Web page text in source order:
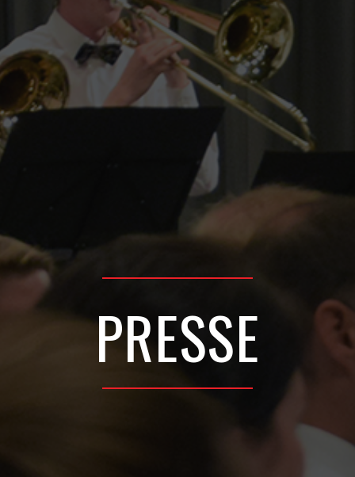
PRESSE